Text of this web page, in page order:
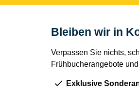
Bleiben wir in
Verpassen Sie nichts,
Frühbucherangebote
Exklusive